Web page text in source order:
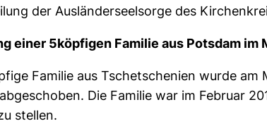
der Ausländerseelsorge des
einer 5köpfigen Familie aus Potsdam im
Familie aus Tschetschenien wurde
Die Familie war im Februar
stellen.